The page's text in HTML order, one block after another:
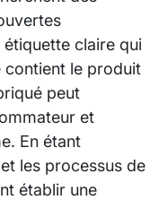
claire qui
contient le produit
peut
et
En étant
les processus de
établir une